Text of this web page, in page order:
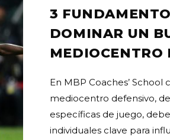
3
DOMINAR UN
MEDIOCENTRO
En MBP Coaches’
mediocentro defensivo,
específicas de juego,
individuales clave para